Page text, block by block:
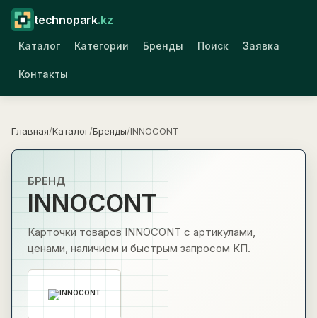
technopark.kz
Каталог Категории Бренды Поиск Заявка
Контакты
Главная/Каталог/Бренды/INNOCONT
БРЕНД
INNOCONT
Карточки товаров INNOCONT с артикулами,
ценами, наличием и быстрым запросом КП.